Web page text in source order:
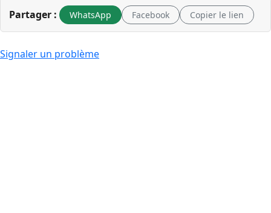
Partager : WhatsApp Facebook Copier le lien
Signaler un problème